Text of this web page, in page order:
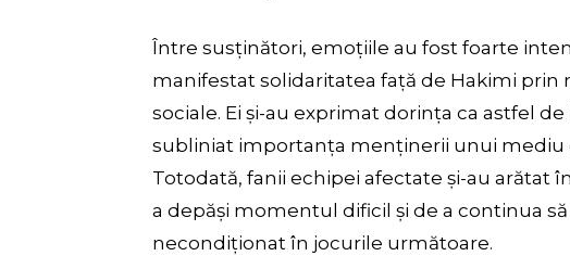
Între susținători, emoțiile au fost foarte
manifestat solidaritatea față de Hakimi prin
sociale. Ei și-au exprimat dorința ca astfel
subliniat importanța menținerii unui mediu
Totodată, fanii echipei afectate și-au arătat
a depăși momentul dificil și de a continua
necondiționat în jocurile următoare.